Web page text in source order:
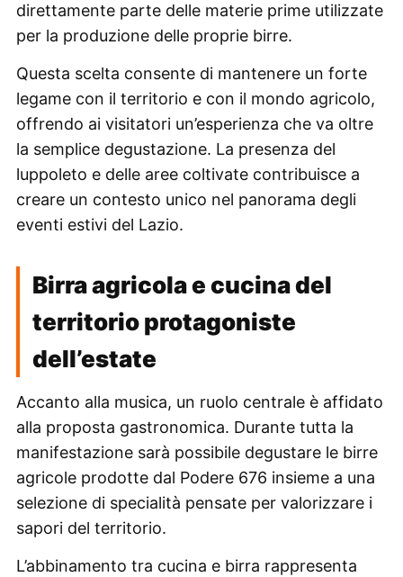
direttamente parte delle materie prime utilizzate
per la produzione delle proprie birre.
Questa scelta consente di mantenere un forte
legame con il territorio e con il mondo agricolo,
offrendo ai visitatori un’esperienza che va oltre
la semplice degustazione. La presenza del
luppoleto e delle aree coltivate contribuisce a
creare un contesto unico nel panorama degli
eventi estivi del Lazio.
Birra agricola e cucina del
territorio protagoniste
dell’estate
Accanto alla musica, un ruolo centrale è affidato
alla proposta gastronomica. Durante tutta la
manifestazione sarà possibile degustare le birre
agricole prodotte dal Podere 676 insieme a una
selezione di specialità pensate per valorizzare i
sapori del territorio.
L’abbinamento tra cucina e birra rappresenta